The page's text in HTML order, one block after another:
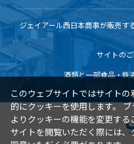
ジェイアール西日本商事が販売す
サイトの
酒類と一部食品・鉄
このウェブサイトではサイトの
的にクッキーを使用します。
よりクッキーの機能を変更する
サイトを閲覧いただく際には、